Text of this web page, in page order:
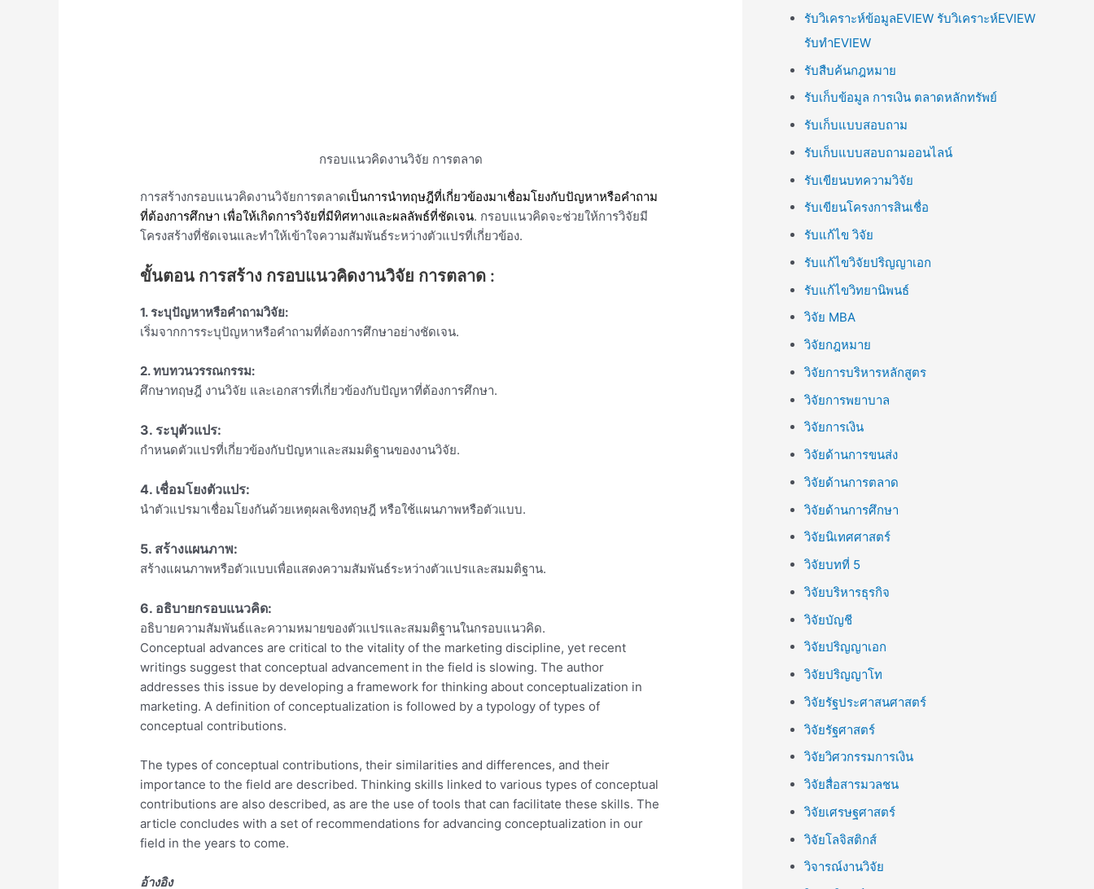
กรอบแนวคิดงานวิจัย การตลาด
การสร้างกรอบแนวคิดงานวิจัยการตลาดเป็นการนำทฤษฎีที่เกี่ยวข้องมาเชื่อมโยงกับปัญหาหรือคำถาม
ที่ต้องการศึกษา เพื่อให้เกิดการวิจัยที่มีทิศทางและผลลัพธ์ที่ชัดเจน. กรอบแนวคิดจะช่วยให้การวิจัยมี
โครงสร้างที่ชัดเจนและทำให้เข้าใจความสัมพันธ์ระหว่างตัวแปรที่เกี่ยวข้อง.
ขั้นตอน การสร้าง กรอบแนวคิดงานวิจัย การตลาด :
1.ระบุปัญหาหรือคำถามวิจัย:
เริ่มจากการระบุปัญหาหรือคำถามที่ต้องการศึกษาอย่างชัดเจน.
2.ทบทวนวรรณกรรม:
ศึกษาทฤษฎี งานวิจัย และเอกสารที่เกี่ยวข้องกับปัญหาที่ต้องการศึกษา.
3. ระบุตัวแปร:
กำหนดตัวแปรที่เกี่ยวข้องกับปัญหาและสมมติฐานของงานวิจัย.
4. เชื่อมโยงตัวแปร:
นำตัวแปรมาเชื่อมโยงกันด้วยเหตุผลเชิงทฤษฎีหรือใช้แผนภาพหรือตัวแบบ.
5. สร้างแผนภาพ:
สร้างแผนภาพหรือตัวแบบเพื่อแสดงความสัมพันธ์ระหว่างตัวแปรและสมมติฐาน.
6. อธิบายกรอบแนวคิด:
อธิบายความสัมพันธ์และความหมายของตัวแปรและสมมติฐานในกรอบแนวคิด.
Conceptual advances are critical to the vitality of the marketing discipline, yet recent
writings suggest that conceptual advancement in the field is slowing. The author
addresses this issue by developing a framework for thinking about conceptualization in
marketing. A definition of conceptualization is followed by a typology of types of
conceptual contributions.
The types of conceptual contributions, their similarities and differences, and their
importance to the field are described. Thinking skills linked to various types of conceptual
contributions are also described, as are the use of tools that can facilitate these skills. The
article concludes with a set of recommendations for advancing conceptualization in our
field in the years to come.
อ้างอิง
รับวิเคราะห์ข้อมูลEVIEW รับวิเคราะห์EVIEW
รับทำEVIEW
รับสืบค้นกฎหมาย
รับเก็บข้อมูล การเงิน ตลาดหลักทรัพย์
รับเก็บแบบสอบถาม
รับเก็บแบบสอบถามออนไลน์
รับเขียนบทความวิจัย
รับเขียนโครงการสินเชื่อ
รับแก้ไข วิจัย
รับแก้ไขวิจัยปริญญาเอก
รับแก้ไขวิทยานิพนธ์
วิจัย MBA
วิจัยกฎหมาย
วิจัยการบริหารหลักสูตร
วิจัยการพยาบาล
วิจัยการเงิน
วิจัยด้านการขนส่ง
วิจัยด้านการตลาด
วิจัยด้านการศึกษา
วิจัยนิเทศศาสตร์
วิจัยบทที่ 5
วิจัยบริหารธุรกิจ
วิจัยบัญชี
วิจัยปริญญาเอก
วิจัยปริญญาโท
วิจัยรัฐประศาสนศาสตร์
วิจัยรัฐศาสตร์
วิจัยวิศวกรรมการเงิน
วิจัยสื่อสารมวลชน
วิจัยเศรษฐศาสตร์
วิจัยโลจิสติกส์
วิจารณ์งานวิจัย